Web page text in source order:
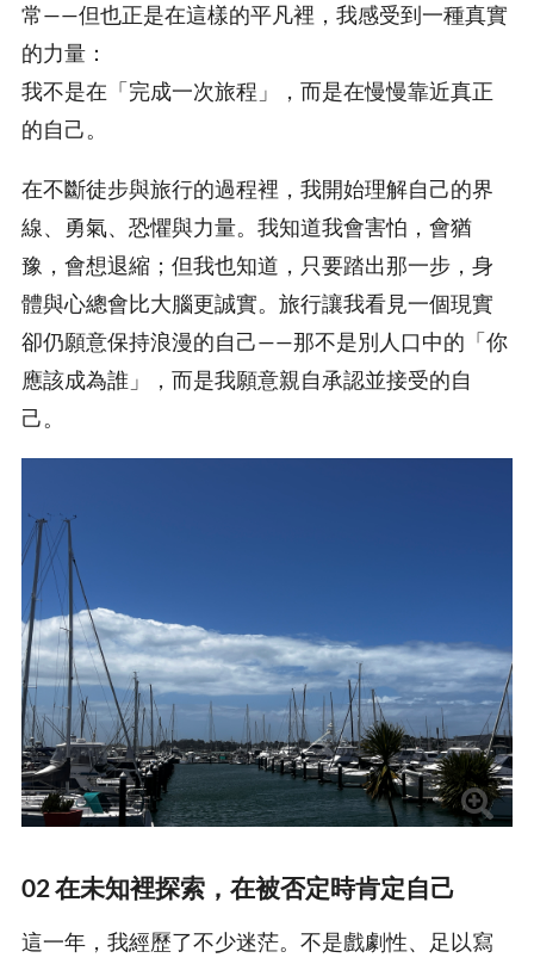
常——但也正是在這樣的平凡裡，我感受到一種真實
的力量：
我不是在「完成一次旅程」，而是在慢慢靠近真正
的自己。
在不斷徒步與旅行的過程裡，我開始理解自己的界
線、勇氣、恐懼與力量。我知道我會害怕，會猶
豫，會想退縮；但我也知道，只要踏出那一步，身
體與心總會比大腦更誠實。旅行讓我看見一個現實
卻仍願意保持浪漫的自己——那不是別人口中的「你
應該成為誰」，而是我願意親自承認並接受的自
己。
02 在未知裡探索，在被否定時肯定自己
這一年，我經歷了不少迷茫。不是戲劇性、足以寫